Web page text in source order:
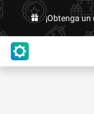
¡Obtenga